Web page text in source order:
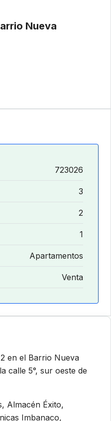
Nueva
723026
3
2
1
Apartamentos
Venta
en el Barrio Nueva
calle 5°, sur oeste de
Almacén Éxito,
Imbanaco,